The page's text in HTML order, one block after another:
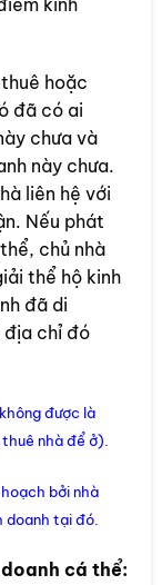
hoặc
đã có ai
chưa và
này chưa.
liên hệ với
Nếu phát
chủ nhà
thể hộ kinh
đã di
địa chỉ đó
được là
nhà để ở).
bởi nhà
doanh tại đó.
cá thể: